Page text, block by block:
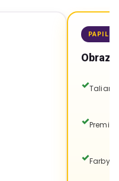
Obraz
Farby